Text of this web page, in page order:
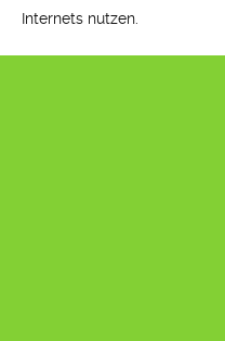
Internets nutzen.